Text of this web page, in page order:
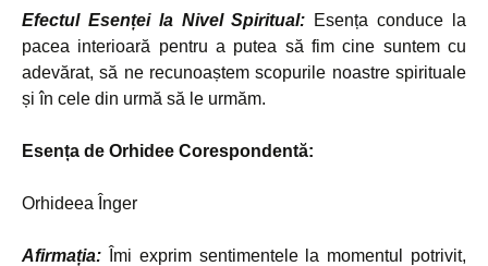
Efectul Esenței la Nivel Spiritual: Esența conduce la
pacea interioară pentru a putea să fim cine suntem cu
adevărat, să ne recunoaștem scopurile noastre spirituale
și în cele din urmă să le urmăm.
Esența de Orhidee Corespondentă:
Orhideea Înger
Afirmația:
Îmi exprim sentimentele la momentul potrivit,